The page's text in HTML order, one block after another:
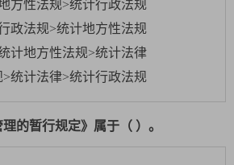
方性法规>统计行政法规
政法规>统计地方性法规
计地方性法规>统计法律
统计法律>统计行政法规
的暂行规定》属于（ ）。